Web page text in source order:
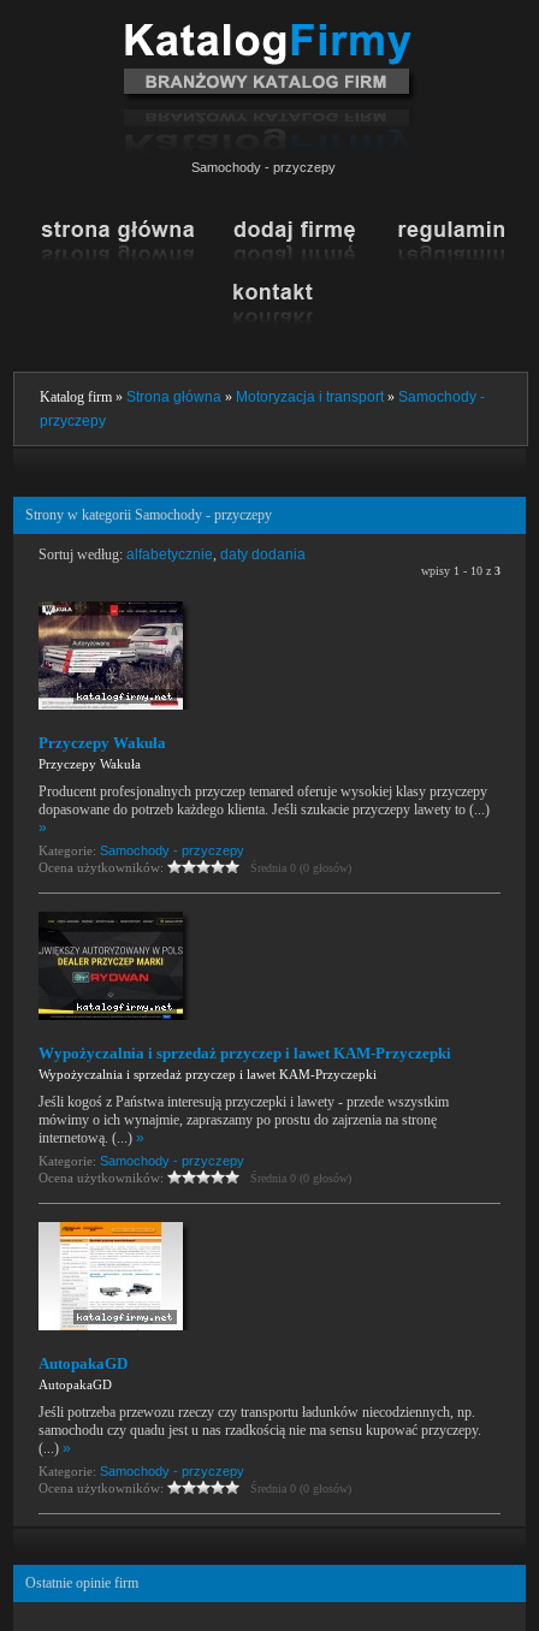
Samochody - przyczepy
Katalog firm »Strona główna » Motoryzacja i transport»Samochody -
przyczepy
Strony w kategorii Samochody - przyczepy
Sortuj według:alfabetycznie,daty dodania
wpisy 1 - 10 z 3
Przyczepy Wakuła
Przyczepy Wakuła
Producent profesjonalnych przyczep temared oferuje wysokiej klasy przyczepy
dopasowane do potrzeb każdego klienta. Jeśli szukacie przyczepy lawety to (...)
»
Kategorie:Samochody - przyczepy
Ocena użytkowników:
Średnia 0 (0 głosów)
Wypożyczalnia i sprzedaż przyczep i lawet KAM-Przyczepki
Wypożyczalnia i sprzedaż przyczep i lawet KAM-Przyczepki
Jeśli kogoś z Państwa interesują przyczepki i lawety - przede wszystkim
mówimy o ich wynajmie, zapraszamy po prostu do zajrzenia na stronę
internetową. (...)»
Kategorie:Samochody - przyczepy
Ocena użytkowników:
Średnia 0 (0 głosów)
AutopakaGD
AutopakaGD
Jeśli potrzeba przewozu rzeczy czy transportu ładunków niecodziennych, np.
samochodu czy quadu jest u nas rzadkością nie ma sensu kupować przyczepy.
(...)»
Kategorie:Samochody - przyczepy
Ocena użytkowników:
Średnia 0 (0 głosów)
Ostatnie opinie firm